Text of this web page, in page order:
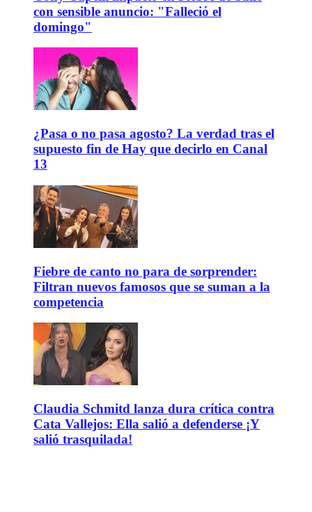
con sensible anuncio: "Falleció el
domingo"
¿Pasa o no pasa agosto? La verdad tras el
supuesto fin de Hay que decirlo en Canal
13
Fiebre de canto no para de sorprender:
Filtran nuevos famosos que se suman a la
competencia
Claudia Schmitd lanza dura crítica contra
Cata Vallejos: Ella salió a defenderse ¡Y
salió trasquilada!